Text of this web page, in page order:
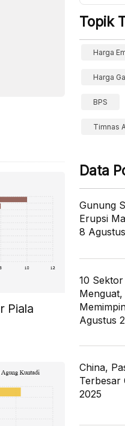
Piala
Topik
Harga
Harga
BPS
Timnas
Data
Gunung
Erupsi
8
10
Agustus
China,
Terbesar
2025